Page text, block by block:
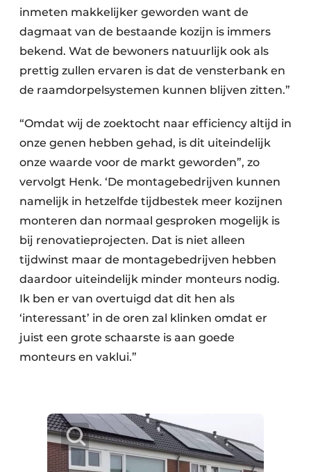
inmeten makkelijker geworden want de
dagmaat van de bestaande kozijn is immers
bekend. Wat de bewoners natuurlijk ook als
prettig zullen ervaren is dat de vensterbank en
de raamdorpelsystemen kunnen blijven zitten.”
“Omdat wij de zoektocht naar efficiency altijd in
onze genen hebben gehad, is dit uiteindelijk
onze waarde voor de markt geworden”, zo
vervolgt Henk. ‘De montagebedrijven kunnen
namelijk in hetzelfde tijdbestek meer kozijnen
monteren dan normaal gesproken mogelijk is
bij renovatieprojecten. Dat is niet alleen
tijdwinst maar de montagebedrijven hebben
daardoor uiteindelijk minder monteurs nodig.
Ik ben er van overtuigd dat dit hen als
‘interessant’ in de oren zal klinken omdat er
juist een grote schaarste is aan goede
monteurs en vaklui.”